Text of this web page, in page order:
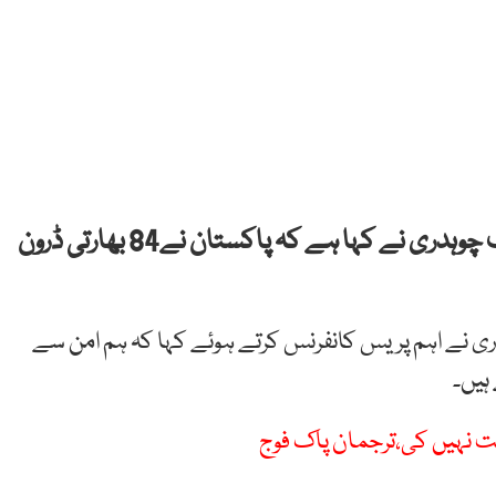
ڈی جی آئی ایس پی آر لیفٹیننٹ جنرل احمد شریف چوہدری نے کہا ہے کہ پاکستان نے84 بھارتی ڈرون
نے اہم پریس کانفرنس کرتے ہوئے کہا کہ ہم امن سے
کی،ترجمان پاک فوج